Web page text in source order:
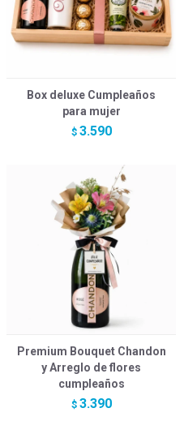
Box deluxe Cumpleaños
para mujer
$ 3.590
Premium Bouquet Chandon
y Arreglo de flores
cumpleaños
$ 3.390